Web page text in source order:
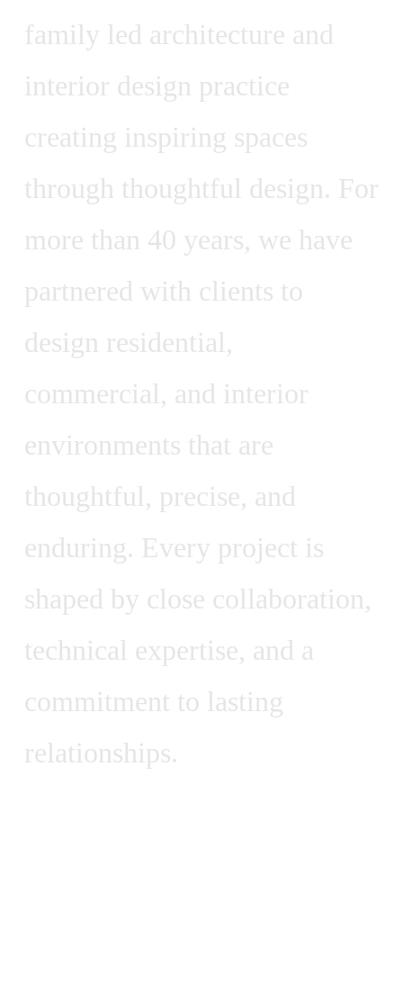
family led architecture and
interior design practice
creating inspiring spaces
through thoughtful design. For
more than 40 years, we have
partnered with clients to
design residential,
commercial, and interior
environments that are
thoughtful, precise, and
enduring. Every project is
shaped by close collaboration,
technical expertise, and a
commitment to lasting
relationships.